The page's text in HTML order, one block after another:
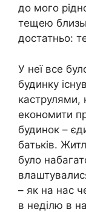
до мого
тещею
достатньо:
У неї все
будинку
каструлями,
економити
будинок –
батьків.
було
– як на нас
в неділю в